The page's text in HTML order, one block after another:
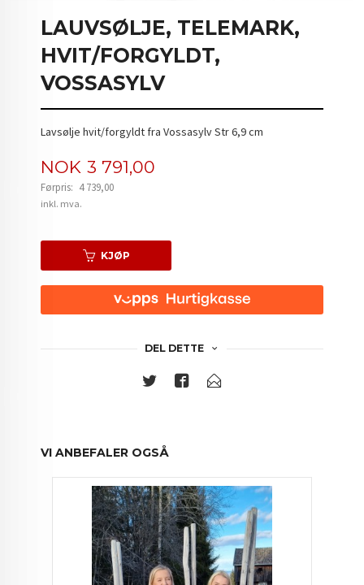
LAUVSØLJE, TELEMARK,
HVIT/FORGYLDT,
VOSSASYLV
Lavsølje hvit/forgyldt fra Vossasylv Str 6,9 cm
Tilbud
NOK 3 791,00
Førpris: 4 739,00
Rabatt
inkl. mva.
KJØP
DEL DETTE
VI ANBEFALER OGSÅ